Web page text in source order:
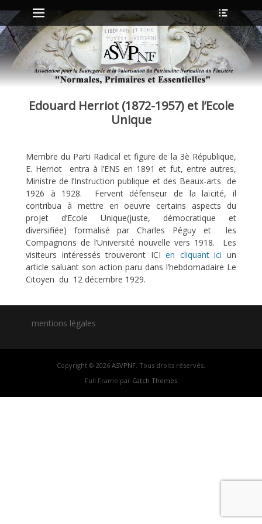
Menu principal
Aller
au
contenu
l’en-
tête
Edouard Herriot (1872-1957) et l’Ecole
Unique
Membre du Parti Radical et figure de la 3è République,
E. Herriot entra à l’ENS en 1891 et fut, entre autres,
Ministre de l’Instruction publique et des Beaux-arts de
1926 à 1928. Fervent défenseur de la laïcité, il
contribua à mettre en oeuvre certains aspects du
projet d’Ecole Unique(juste, démocratique et
diversifiée) formalisé par Charles Péguy et les
Compagnons de l’Université nouvelle vers 1918. Les
visiteurs intéressés trouveront ICIen cliquant ici un
article saluant son action paru dans l’hebdomadaire Le
Citoyen du 12 décembre 1929.
mentions légales
Copyright © 2026 ASVPNF. Tous droits réservés.
Full Frame par Catch Themes